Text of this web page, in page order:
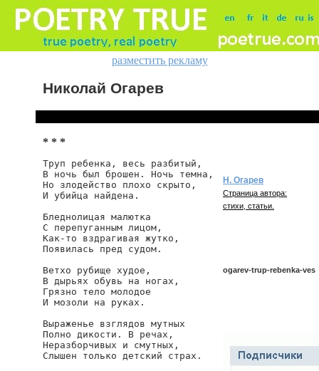
разместить рекламу
Николай Огарев
* * *
Труп ребенка, весь разбитый,
В ночь был брошен. Ночь темна,
Но злодейство плохо скрыто,
И убийца найдена.
Бледнолицая малютка
С перепуганным лицом,
Как-то вздрагивая жутко,
Появилась пред судом.
Ветхо рубище худое,
В дырьях обувь на ногах,
Грязно тело молодое
И мозоли на руках.
Выраженье взглядов мутных
Полно дикости. В речах,
Неразборчивых и смутных,
Слышен только детский страх.
Н. Огарев
Страница автора:
стихи, статьи.
ogarev-trup-rebenka-ves